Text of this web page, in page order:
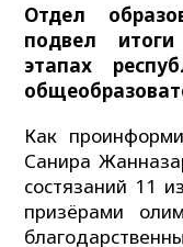
Отдел
подвел
этапах
Как
Санира
состязаний 11
призёрами